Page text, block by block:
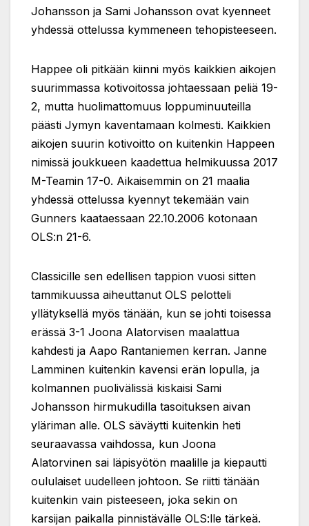
Johansson ja Sami Johansson ovat kyenneet
yhdessä ottelussa kymmeneen tehopisteeseen.
Happee oli pitkään kiinni myös kaikkien aikojen
suurimmassa kotivoitossa johtaessaan peliä 19-
2, mutta huolimattomuus loppuminuuteilla
päästi Jymyn kaventamaan kolmesti. Kaikkien
aikojen suurin kotivoitto on kuitenkin Happeen
nimissä joukkueen kaadettua helmikuussa 2017
M-Teamin 17-0. Aikaisemmin on 21 maalia
yhdessä ottelussa kyennyt tekemään vain
Gunners kaataessaan 22.10.2006 kotonaan
OLS:n 21-6.
Classicille sen edellisen tappion vuosi sitten
tammikuussa aiheuttanut OLS pelotteli
yllätyksellä myös tänään, kun se johti toisessa
erässä 3-1 Joona Alatorvisen maalattua
kahdesti ja Aapo Rantaniemen kerran. Janne
Lamminen kuitenkin kavensi erän lopulla, ja
kolmannen puolivälissä kiskaisi Sami
Johansson hirmukudilla tasoituksen aivan
yläriman alle. OLS säväytti kuitenkin heti
seuraavassa vaihdossa, kun Joona
Alatorvinen sai läpisyötön maalille ja kiepautti
oululaiset uudelleen johtoon. Se riitti tänään
kuitenkin vain pisteeseen, joka sekin on
karsijan paikalla pinnistävälle OLS:lle tärkeä.